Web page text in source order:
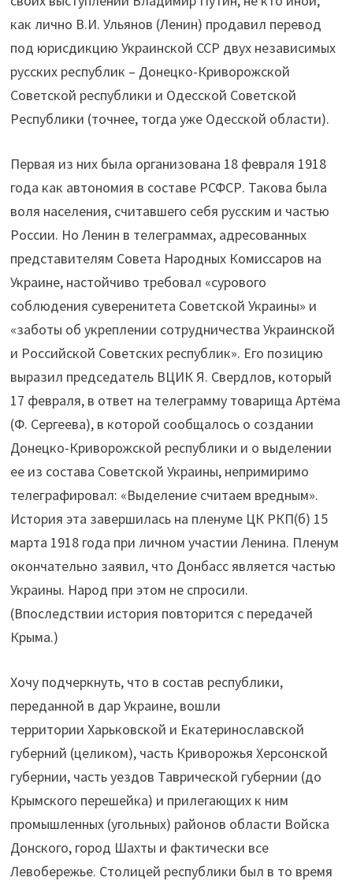
как лично В.И. Ульянов (Ленин) продавил перевод
под юрисдикцию Украинской ССР двух независимых
русских республик – Донецко-Криворожской
Советской республики и Одесской Советской
Республики (точнее, тогда уже Одесской области).
Первая из них была организована 18 февраля 1918
года как автономия в составе РСФСР. Такова была
воля населения, считавшего себя русским и частью
России. Но Ленин в телеграммах, адресованных
представителям Совета Народных Комиссаров на
Украине, настойчиво требовал «сурового
соблюдения суверенитета Советской Украины» и
«заботы об укреплении сотрудничества Украинской
и Российской Советских республик». Его позицию
выразил председатель ВЦИК Я. Свердлов, который
17 февраля, в ответ на телеграмму товарища Артёма
(Ф. Сергеева), в которой сообщалось о создании
Донецко-Криворожской республики и о выделении
ее из состава Советской Украины, непримиримо
телеграфировал: «Выделение считаем вредным».
История эта завершилась на пленуме ЦК РКП(б) 15
марта 1918 года при личном участии Ленина. Пленум
окончательно заявил, что Донбасс является частью
Украины. Народ при этом не спросили.
(Впоследствии история повторится с передачей
Крыма.)
Хочу подчеркнуть, что в состав республики,
переданной в дар Украине, вошли
территории Харьковской и Екатеринославской
губерний (целиком), часть Криворожья Херсонской
губернии, часть уездов Таврической губернии (до
Крымского перешейка) и прилегающих к ним
промышленных (угольных) районов области Войска
Донского, город Шахты и фактически все
Левобережье. Столицей республики был в то время